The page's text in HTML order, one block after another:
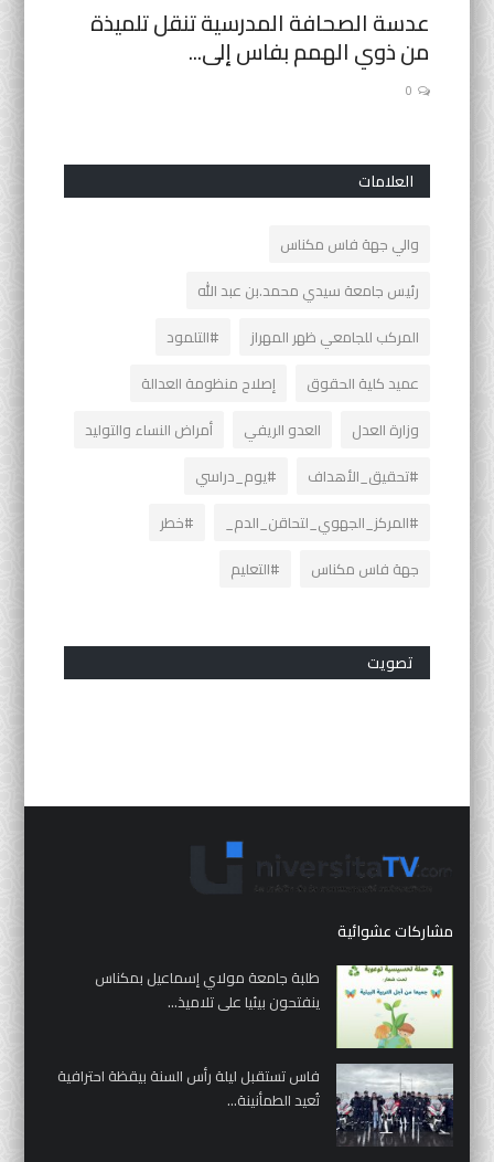
عدسة الصحافة المدرسية تنقل تلميذة
من ذوي الهمم بفاس إلى...
0
العلامات
والي جهة فاس مكناس
رئيس جامعة سيدي محمد.بن عبد الله
المركب للجامعي ظهر المهراز
#التلمود
عميد كلية الحقوق
إصلاح منظومة العدالة
وزارة العدل
العدو الريفي
أمراض النساء والتوليد
#تحقيق_الأهداف
#يوم_دراسي
#المركز_الجهوي_لتحاقن_الدم_
#خطر
جهة فاس مكناس
#التعليم
تصويت
مشاركات عشوائية
طلبة جامعة مولاي إسماعيل بمكناس
ينفتحون بيئيا على تلاميذ...
فاس تستقبل ليلة رأس السنة بيقظة احترافية
تُعيد الطمأنينة...